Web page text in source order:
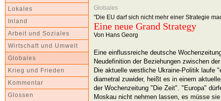
Lokales
Inland
Arbeit und Soziales
Wirtschaft und Umwelt
Globales
Krieg und Frieden
Kommentar
Glossen
Globales
"Die EU darf sich nicht mehr einer Strategie
Eine neue Grand Strategy
Von Hans Georg
Eine einflussreiche deutsche
Neudefinition der Beziehungen zwischen
Die aktuelle westliche Ukraine-Politik laufe
diametral zuwider, heißt es in einem
der Wochenzeitung "Die Zeit". "Europa"
Moskau nicht nehmen lassen, es müsse